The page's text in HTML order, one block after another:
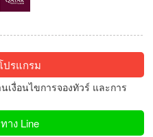
รแกรม
งื่อนไขการจองทัวร์ และการ
าง Line